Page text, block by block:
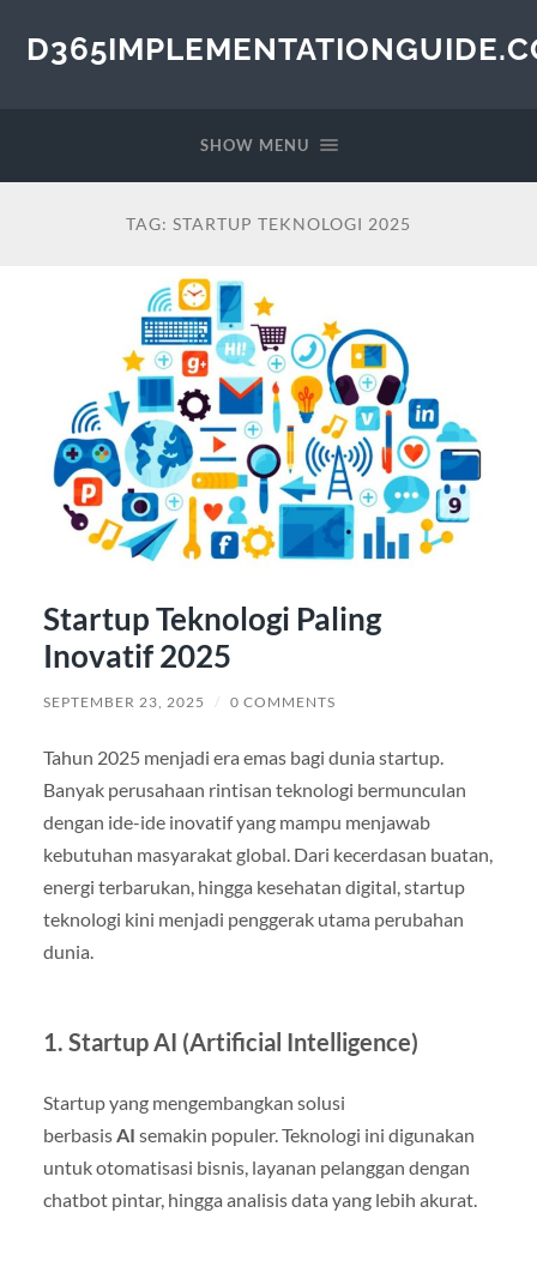
SHOW MENU
TAG: STARTUP TEKNOLOGI 2025
Startup Teknologi Paling
Inovatif 2025
SEPTEMBER 23, 2025 / 0 COMMENTS
Tahun 2025 menjadi era emas bagi dunia startup.
Banyak perusahaan rintisan teknologi bermunculan
dengan ide-ide inovatif yang mampu menjawab
kebutuhan masyarakat global. Dari kecerdasan buatan,
energi terbarukan, hingga kesehatan digital, startup
teknologi kini menjadi penggerak utama perubahan
dunia.
1. Startup AI (Artificial Intelligence)
Startup yang mengembangkan solusi
berbasis AI semakin populer. Teknologi ini digunakan
untuk otomatisasi bisnis, layanan pelanggan dengan
chatbot pintar, hingga analisis data yang lebih akurat.